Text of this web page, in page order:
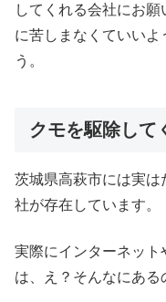
してくれる会社にお
に苦しまなくていいよ
う。
クモを駆除して
茨城県高萩市には実
社が存在しています。
実際にインターネッ
は、え？そんなにある